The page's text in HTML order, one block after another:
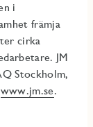
i
främja
cirka
JM
Stockholm,
www.jm.se.